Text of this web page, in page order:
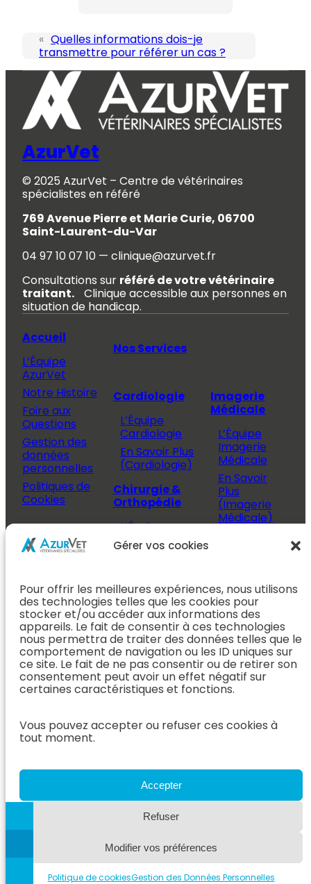
Gérer vos cookies
Pour offrir les meilleures expériences, nous utilisons
des technologies telles que les cookies pour
stocker et/ou accéder aux informations des
appareils. Le fait de consentir à ces technologies
nous permettra de traiter des données telles que le
comportement de navigation ou les ID uniques sur
ce site. Le fait de ne pas consentir ou de retirer son
consentement peut avoir un effet négatif sur
certaines caractéristiques et fonctions.
Vous pouvez accepter ou refuser ces cookies à
tout moment.
Accepter
Refuser
Modifier vos préférences
Politique de cookiesGestion des Données Personnelles
« Quelles informations dois-je
transmettre pour référer un cas ?
AzurVet
© 2025 AzurVet – Centre de vétérinaires
spécialistes en référé
769 Avenue Pierre et Marie Curie, 06700
Saint-Laurent-du-Var
04 97 10 07 10 — clinique@azurvet.fr
Consultations sur référé de votre vétérinaire
traitant. Clinique accessible aux personnes en
situation de handicap.
Accueil
L’Équipe
AzurVet
Notre Histoire
Foire aux
Questions
Gestion des
données
personnelles
Politiques de
Cookies
Propriétaire
Prendre
rendez-vous
Après mon
rendez-vous
Espace
Vétérinaire
cas
Nous rejoindre
AzurVet
Nos Services
Cardiologie
L’Équipe
Cardiologie
En Savoir Plus
(Cardiologie)
Chirurgie &
Orthopédie
L’Équipe
Chirurgie &
Orthopédie
(Chirurgie &
Orthopédie)
Dentisterie &
ORL
L’Équipe
Dentisterie &
ORL
(Dentisterie &
ORL)
L’Équipe
Hospitalisation
En Savoir Plus
(Hospitalisation)
Imagerie
Médicale
L’Équipe
Imagerie
Médicale
En Savoir
Plus
(Imagerie
Médicale)
Médecine
Interne
En Savoir
Plus
(Médecine
Interne)
Neurologie
Neurologie
(Neurologie)
Plus
(Oncologie)